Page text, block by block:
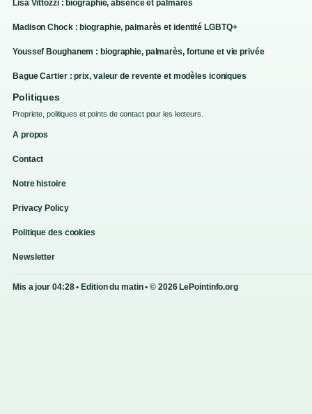
Lisa Vittozzi : biographie, absence et palmarès
Madison Chock : biographie, palmarès et identité LGBTQ+
Youssef Boughanem : biographie, palmarès, fortune et vie privée
Bague Cartier : prix, valeur de revente et modèles iconiques
Politiques
Propriete, politiques et points de contact pour les lecteurs.
A propos
Contact
Notre histoire
Privacy Policy
Politique des cookies
Newsletter
Mis a jour 04:28 • Edition du matin • © 2026 LePointinfo.org